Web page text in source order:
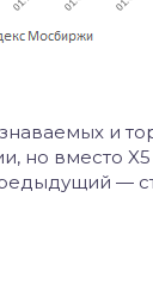
и
но вместо
—